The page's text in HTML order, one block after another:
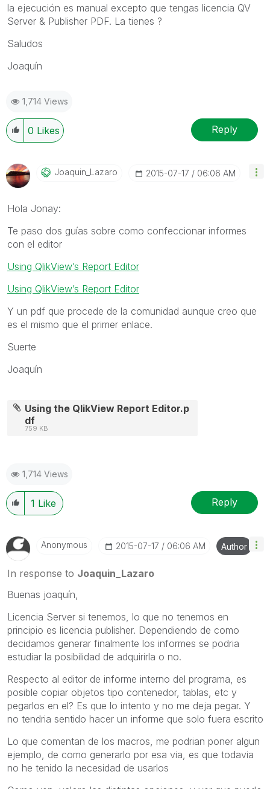
la ejecución es manual excepto que tengas licencia QV
Server & Publisher PDF. La tienes ?
Saludos
Joaquín
1,714 Views
0 Likes Reply
Joaquin_Lazaro ‎2015-07-17 06:06 AM
Hola Jonay:
Te paso dos guías sobre como confeccionar informes
con el editor
Using QlikView’s Report Editor
Using QlikView’s Report Editor
Y un pdf que procede de la comunidad aunque creo que
es el mismo que el primer enlace.
Suerte
Joaquín
Using the QlikView Report Editor.p
df
759 KB
1,714 Views
1 Like Reply
Anonymous ‎2015-07-17 06:06 AM Author
In response to Joaquin_Lazaro
Buenas joaquín,
Licencia Server si tenemos, lo que no tenemos en
principio es licencia publisher. Dependiendo de como
decidamos generar finalmente los informes se podria
estudiar la posibilidad de adquirirla o no.
Respecto al editor de informe interno del programa, es
posible copiar objetos tipo contenedor, tablas, etc y
pegarlos en el? Es que lo intento y no me deja pegar. Y
no tendria sentido hacer un informe que solo fuera escrito
Lo que comentan de los macros, me podrian poner algun
ejemplo, de como generarlo por esa via, es que todavia
no he tenido la necesidad de usarlos